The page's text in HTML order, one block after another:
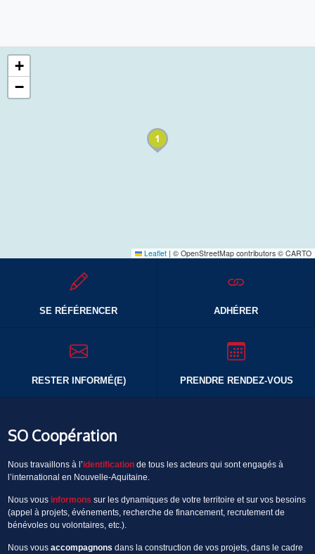
+
−
Leaflet | © OpenStreetMap contributors © CARTO
SE RÉFÉRENCER ADHÉRER
RESTER INFORMÉ(E) PRENDRE RENDEZ-VOUS
SO Coopération
Nous travaillons à l’identificationde tous les acteurs qui sont engagés à
l’international en Nouvelle-Aquitaine.
Nous vous informons sur les dynamiques de votre territoire et sur vos besoins
(appel à projets, événements, recherche de financement, recrutement de
bénévoles ou volontaires, etc.).
Nous vous accompagnons dans la construction de vos projets, dans le cadre